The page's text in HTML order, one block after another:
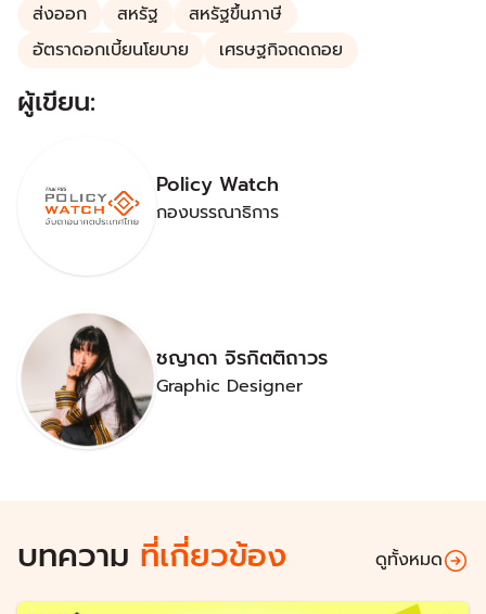
ส่งออก
สหรัฐ
สหรัฐขึ้นภาษี
อัตราดอกเบี้ยนโยบาย
เศรษฐกิจถดถอย
ผู้เขียน:
Policy Watch
กองบรรณาธิการ
ชญาดา จิรกิตติถาวร
Graphic Designer
บทความ ที่เกี่ยวข้อง ดูทั้งหมด